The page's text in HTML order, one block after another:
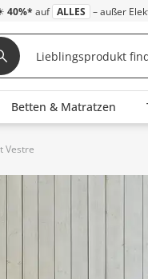
40%* auf ALLES – außer
Betten & Matratzen
Vestre